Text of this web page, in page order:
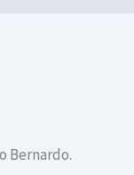
Bernardo.